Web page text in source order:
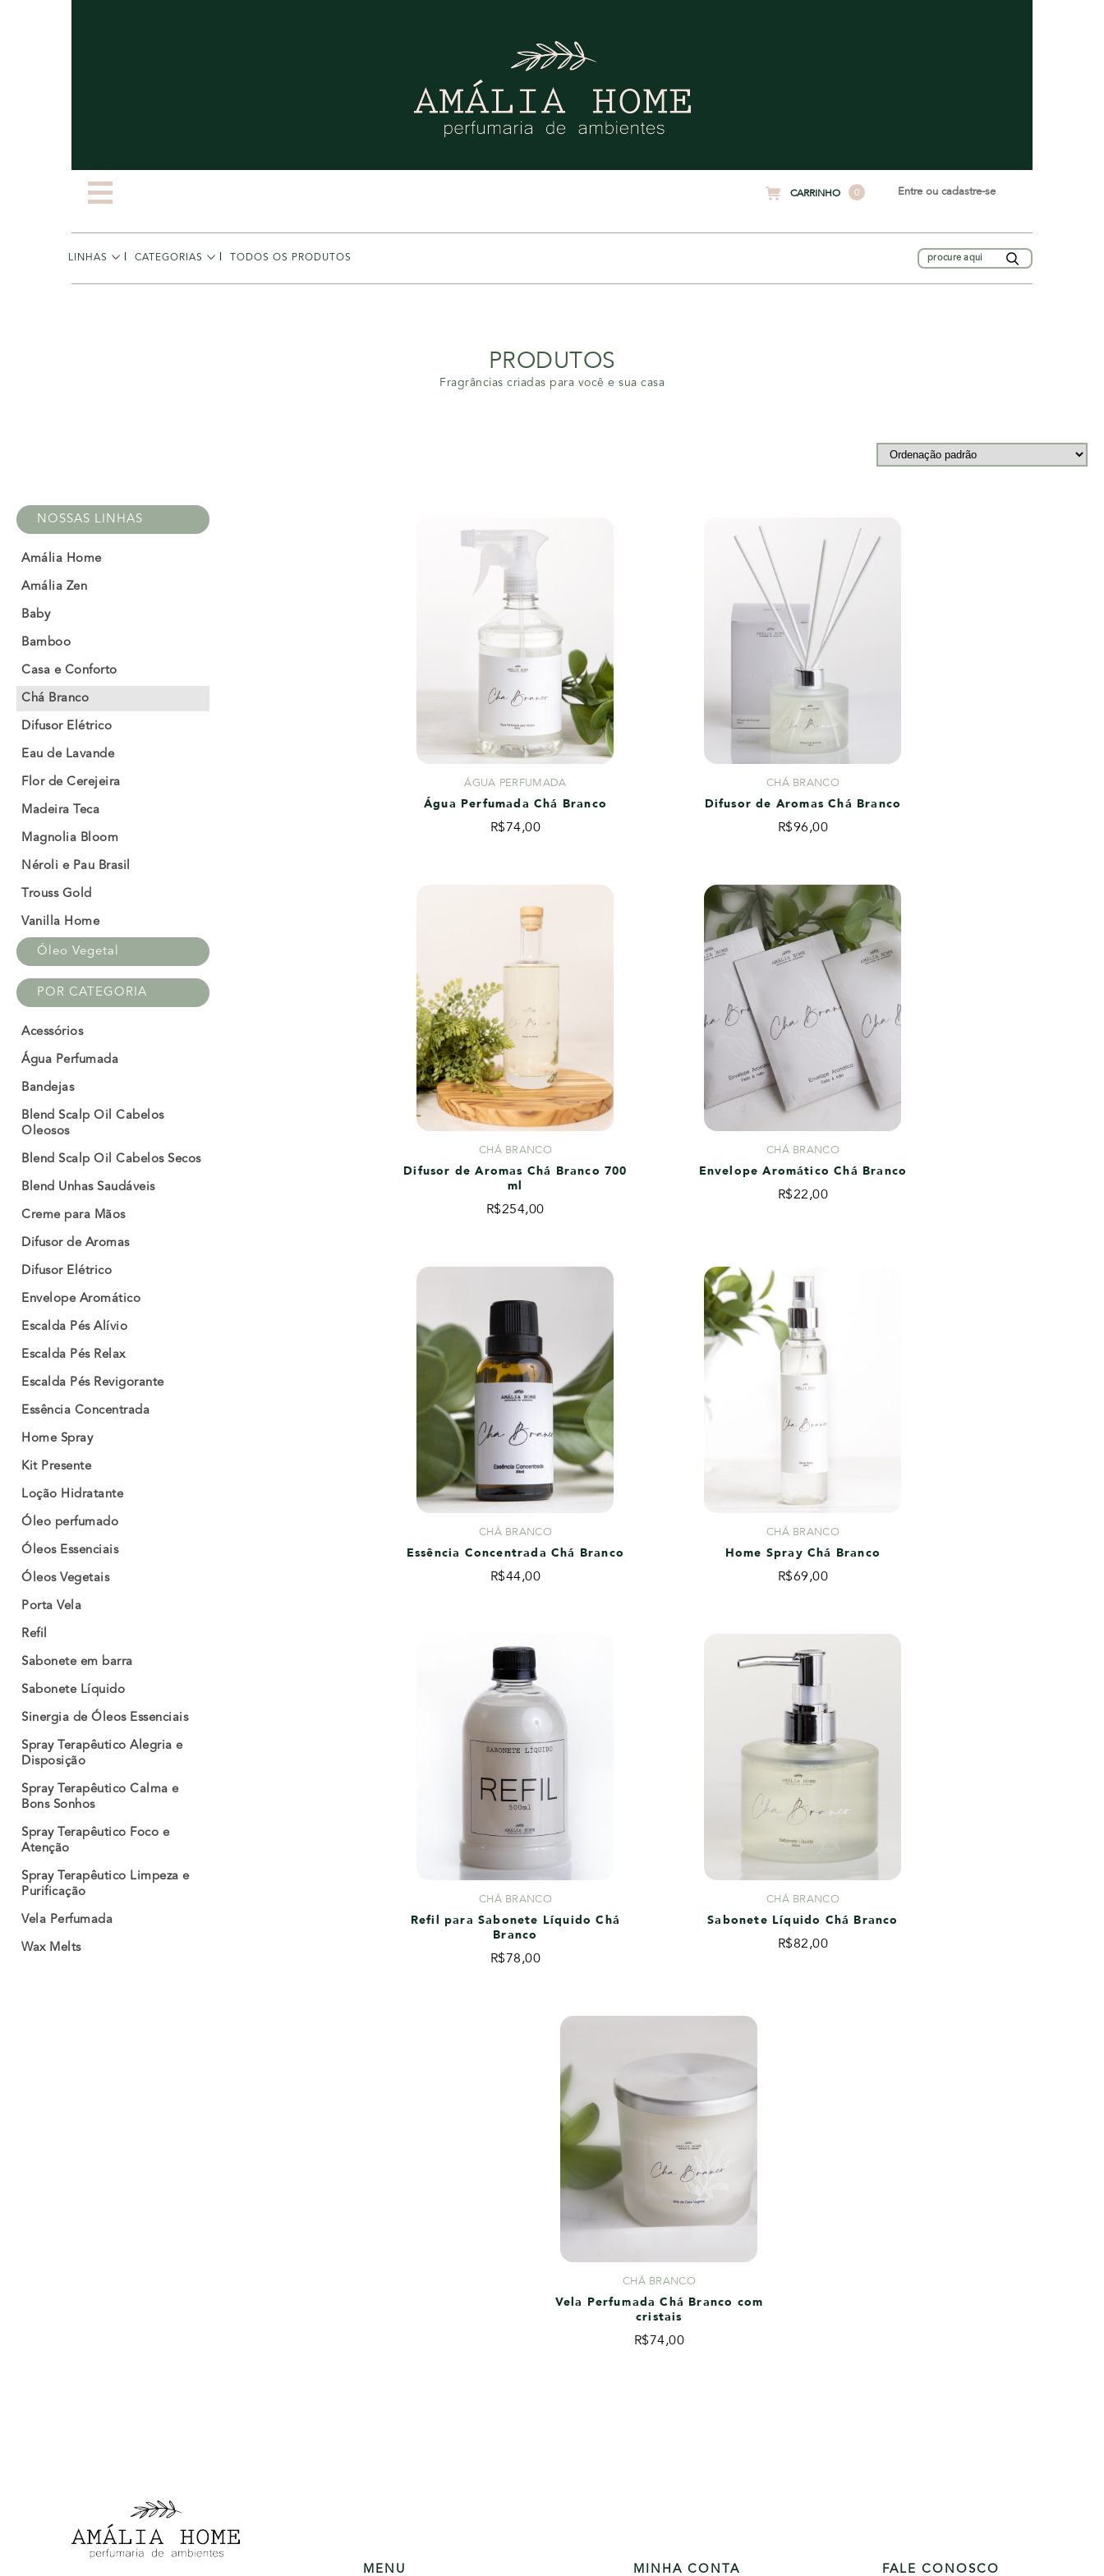
Entre ou cadastre-se
CARRINHO 0
LINHAS CATEGORIAS TODOS OS PRODUTOS Buscar
PRODUTOS
Fragrâncias criadas para você e sua casa
NOSSAS LINHAS
Amália Home
Amália Zen
Baby
Bamboo
Casa e Conforto
Chá Branco
Difusor Elétrico
Eau de Lavande
Flor de Cerejeira
Madeira Teca
Magnolia Bloom
Néroli e Pau Brasil
Trouss Gold
Vanilla Home
Óleo Vegetal
POR CATEGORIA
Acessórios
Água Perfumada
Bandejas
Blend Scalp Oil Cabelos
Oleosos
Blend Scalp Oil Cabelos Secos
Blend Unhas Saudáveis
Creme para Mãos
Difusor de Aromas
Difusor Elétrico
Envelope Aromático
Escalda Pés Alívio
Escalda Pés Relax
Escalda Pés Revigorante
Essência Concentrada
Home Spray
Kit Presente
Loção Hidratante
Óleo perfumado
Óleos Essenciais
Óleos Vegetais
Porta Vela
Refil
Sabonete em barra
Sabonete Líquido
Sinergia de Óleos Essenciais
Spray Terapêutico Alegria e
Disposição
Spray Terapêutico Calma e
Bons Sonhos
Spray Terapêutico Foco e
Atenção
Spray Terapêutico Limpeza e
Purificação
Vela Perfumada
Wax Melts
ÁGUA PERFUMADA
Água Perfumada Chá Branco
R$74,00
CHÁ BRANCO
Difusor de Aromas Chá Branco
R$96,00
CHÁ BRANCO
Difusor de Aromas Chá Branco 700
ml
R$254,00
CHÁ BRANCO
Envelope Aromático Chá Branco
R$22,00
CHÁ BRANCO
Essência Concentrada Chá Branco
R$44,00
CHÁ BRANCO
Home Spray Chá Branco
R$69,00
CHÁ BRANCO
Refil para Sabonete Líquido Chá
Branco
R$78,00
CHÁ BRANCO
Sabonete Líquido Chá Branco
R$82,00
CHÁ BRANCO
Vela Perfumada Chá Branco com
cristais
R$74,00
MENU MINHA CONTA FALE CONOSCO